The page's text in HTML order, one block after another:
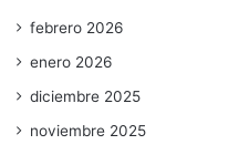
febrero 2026
enero 2026
diciembre 2025
noviembre 2025